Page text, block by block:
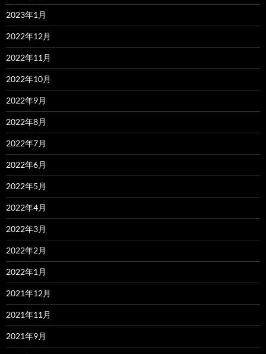
2023年1月
2022年12月
2022年11月
2022年10月
2022年9月
2022年8月
2022年7月
2022年6月
2022年5月
2022年4月
2022年3月
2022年2月
2022年1月
2021年12月
2021年11月
2021年9月